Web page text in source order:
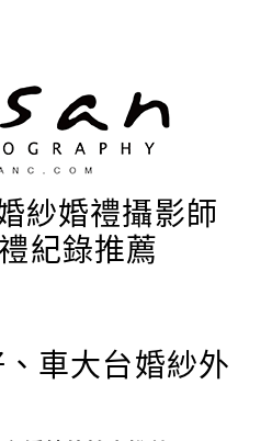
紗婚禮攝影師
紀錄推薦
車大台婚紗外